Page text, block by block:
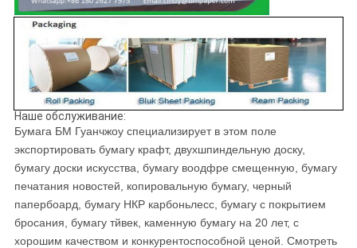
Наше обслуживание:
Бумага БМ Гуанчжоу специализирует в этом поле
экспортировать бумагу крафт, двухшпиндельную доску,
бумагу доски искусства, бумагу воодфре смещенную, бумагу
печатания новостей, копировальную бумагу, черный
папербоард, бумагу НКР карбоньлесс, бумагу с покрытием
бросания, бумагу тйвек, каменную бумагу на 20 лет, с
хорошим качеством и конкурентоспособной ценой. Смотреть